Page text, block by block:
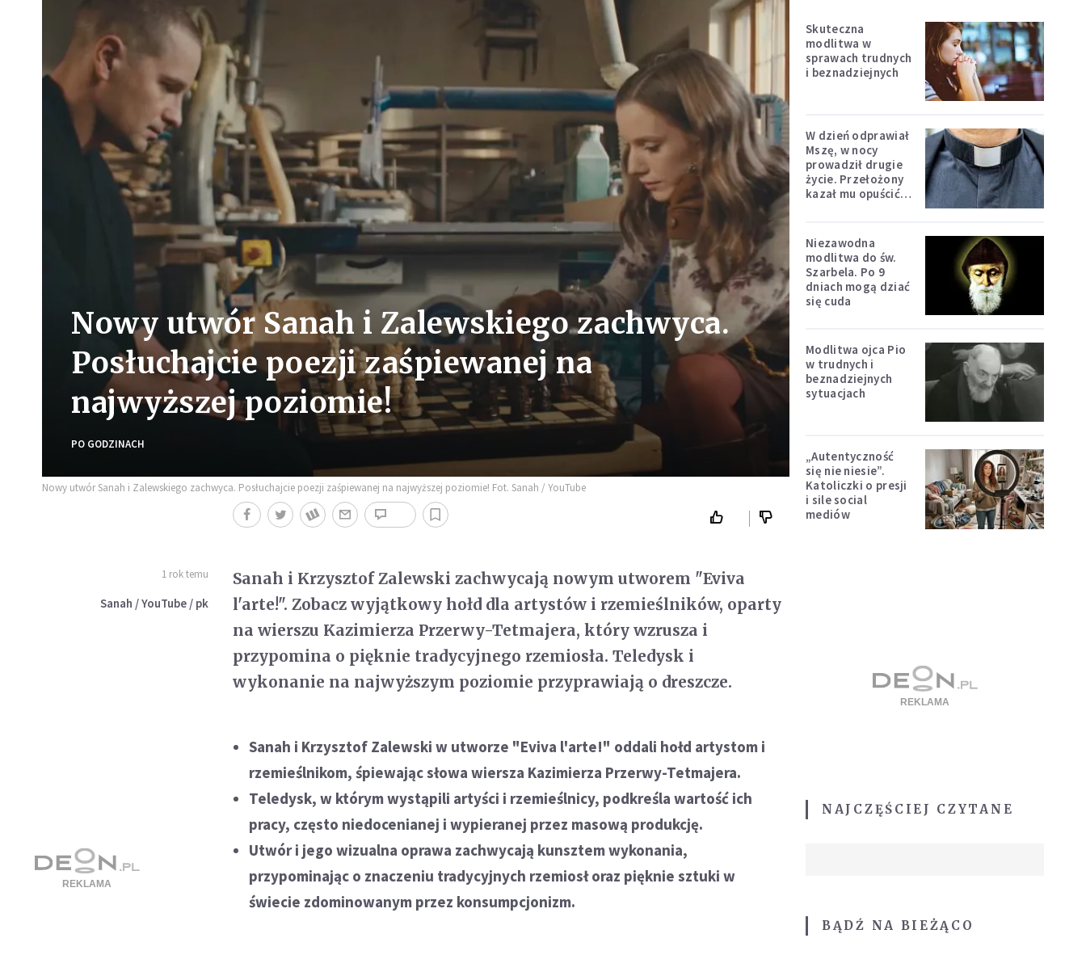
Nowy utwór Sanah i Zalewskiego zachwyca.
Posłuchajcie poezji zaśpiewanej na
najwyższej poziomie!
PO GODZINACH
Nowy utwór Sanah i Zalewskiego zachwyca. Posłuchajcie poezji zaśpiewanej na najwyższej poziomie! Fot. Sanah / YouTube
1 rok temu
Sanah / YouTube / pk
Sanah i Krzysztof Zalewski zachwycają nowym utworem "Eviva
l'arte!". Zobacz wyjątkowy hołd dla artystów i rzemieślników, oparty
na wierszu Kazimierza Przerwy-Tetmajera, który wzrusza i
przypomina o pięknie tradycyjnego rzemiosła. Teledysk i
wykonanie na najwyższym poziomie przyprawiają o dreszcze.
Sanah i Krzysztof Zalewski w utworze "Eviva l'arte!" oddali hołd artystom i
rzemieślnikom, śpiewając słowa wiersza Kazimierza Przerwy-Tetmajera.
Teledysk, w którym wystąpili artyści i rzemieślnicy, podkreśla wartość ich
pracy, często niedocenianej i wypieranej przez masową produkcję.
Utwór i jego wizualna oprawa zachwycają kunsztem wykonania,
przypominając o znaczeniu tradycyjnych rzemiosł oraz pięknie sztuki w
świecie zdominowanym przez konsumpcjonizm.
Skuteczna
modlitwa w
sprawach trudnych
i beznadziejnych
W dzień odprawiał
Mszę, w nocy
prowadził drugie
życie. Przełożony
kazał mu opuścić
Niezawodna
modlitwa do św.
Szarbela. Po 9
dniach mogą dziać
się cuda
Modlitwa ojca Pio
w trudnych i
beznadziejnych
sytuacjach
„Autentyczność
się nie niesie”.
Katoliczki o presji
i sile social
mediów
NAJCZĘŚCIEJ CZYTANE
BĄDŹ NA BIEŻĄCO